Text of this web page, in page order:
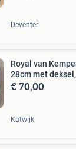
Deventer
Royal van
28cm met
€ 70,00
Katwijk